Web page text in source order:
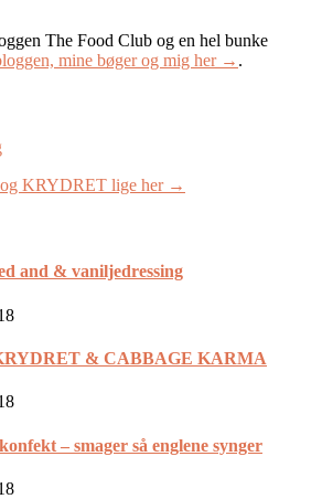
The Food Club og en hel bunke
mine bøger og mig her → .
KRYDRET lige her →
and & vaniljedressing
& CABBAGE KARMA
– smager så englene synger